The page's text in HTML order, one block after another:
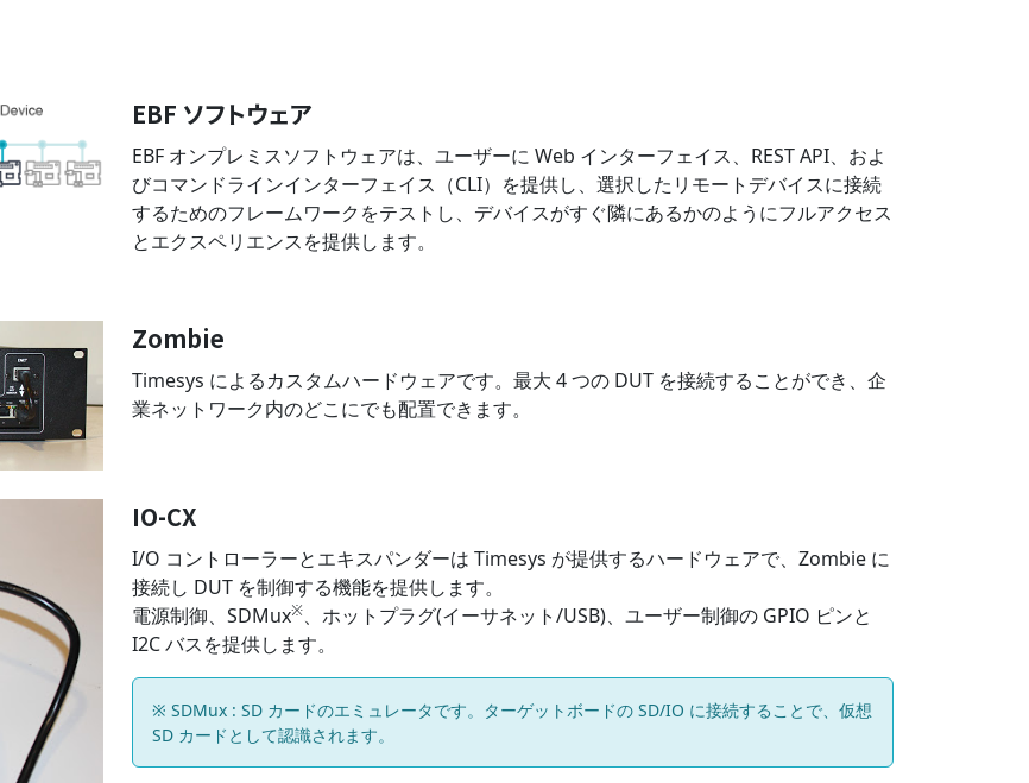
EBF ソフトウェア
EBF オンプレミスソフトウェアは、ユーザーに Web インターフェイス、REST API、およ
びコマンドラインインターフェイス（CLI）を提供し、選択したリモートデバイスに接続
するためのフレームワークをテストし、デバイスがすぐ隣にあるかのようにフルアクセス
とエクスペリエンスを提供します。
Zombie
Timesys によるカスタムハードウェアです。最大 4 つの DUT を接続することができ、企
業ネットワーク内のどこにでも配置できます。
IO-CX
I/O コントローラーとエキスパンダーは Timesys が提供するハードウェアで、Zombie に
接続し DUT を制御する機能を提供します。
電源制御、SDMux※、ホットプラグ(イーサネット/USB)、ユーザー制御の GPIO ピンと
I2C バスを提供します。
※ SDMux : SD カードのエミュレータです。ターゲットボードの SD/IO に接続することで、仮想
SD カードとして認識されます。